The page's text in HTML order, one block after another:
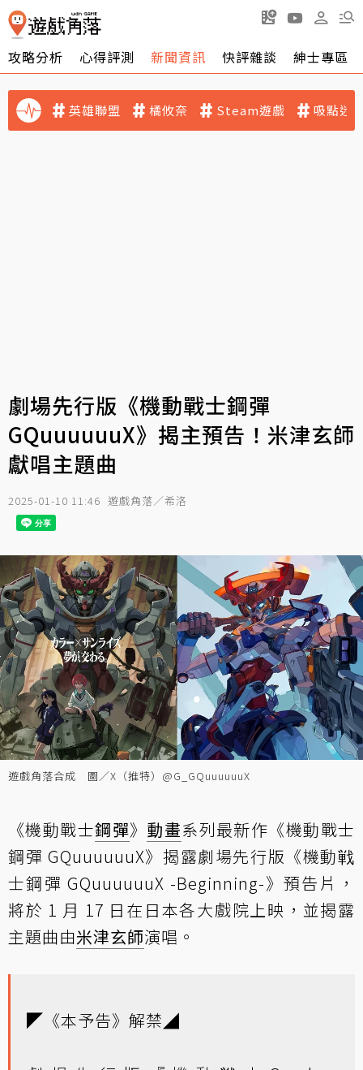
攻略分析 心得評測 新聞資訊 快評雜談 紳士專區
英雄聯盟 橘攸奈 Steam遊戲 吸點迷
劇場先行版《機動戰士鋼彈
GQuuuuuuX》揭主預告！米津玄師
獻唱主題曲
2025-01-10 11:46 遊戲角落／希洛
遊戲角落合成 圖／X（推特）@G_GQuuuuuuX
《機動戰士鋼彈》 動畫系列最新作《機動戰士
鋼彈 GQuuuuuuX》揭露劇場先行版《機動戦
士鋼彈 GQuuuuuuX -Beginning-》預告片，
將於 1 月 17 日在日本各大戲院上映，並揭露
主題曲由米津玄師演唱。
◤《本予告》解禁◢